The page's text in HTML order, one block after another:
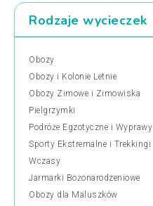
Rodzaje wycieczek
Obozy
Obozy i Kolonie Letnie
Obozy Zimowe i Zimowiska
Pielgrzymki
Podróże Egzotyczne i Wyprawy
Sporty Ekstremalne i Trekkingi
Wczasy
Jarmarki Bożonarodzeniowe
Obozy dla Maluszków